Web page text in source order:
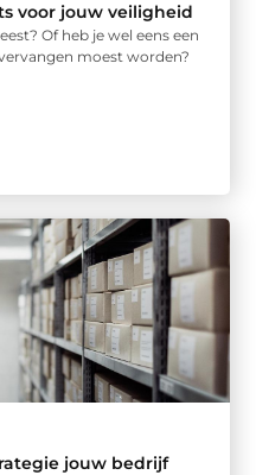
voor jouw veiligheid
Of heb je wel eens een
moest worden?
jouw bedrijf